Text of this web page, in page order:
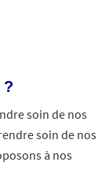
?
soin de nos
soin de nos
à nos